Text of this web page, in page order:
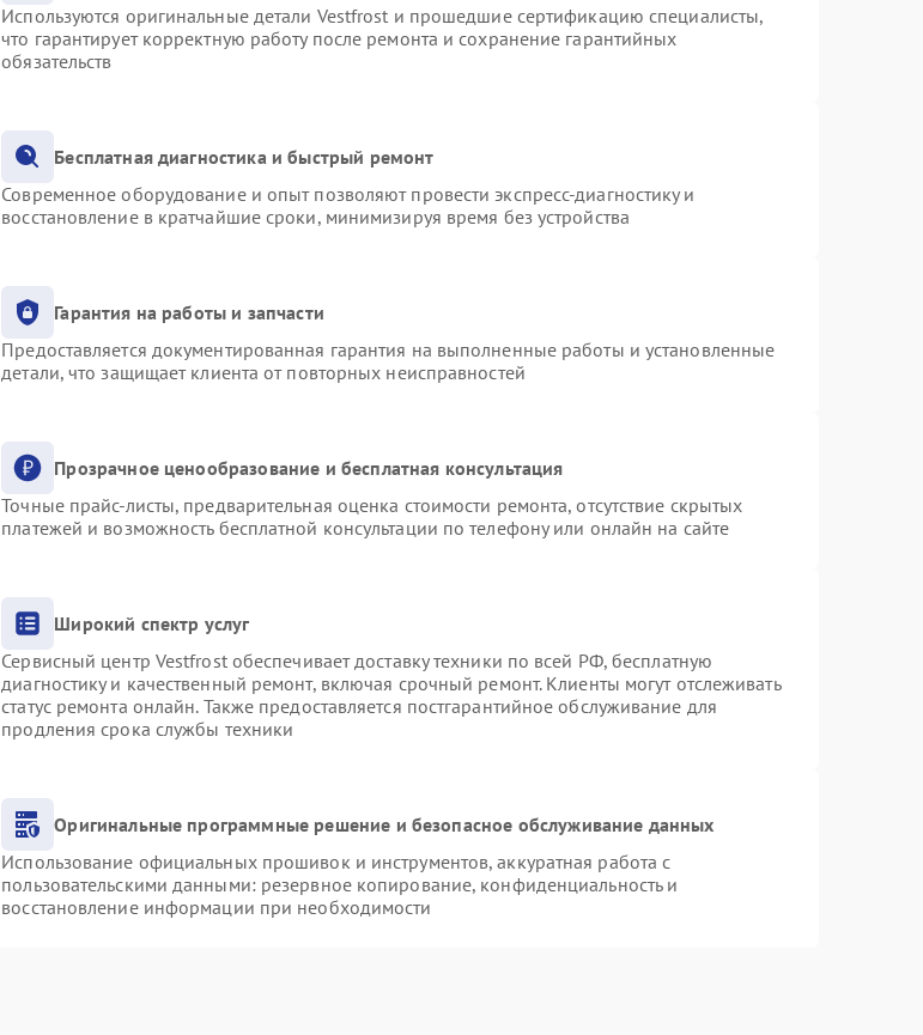
Используются оригинальные детали Vestfrost и прошедшие сертификацию специалисты,
что гарантирует корректную работу после ремонта и сохранение гарантийных
обязательств
Бесплатная диагностика и быстрый ремонт
Современное оборудование и опыт позволяют провести экспресс-диагностику и
восстановление в кратчайшие сроки, минимизируя время без устройства
Гарантия на работы и запчасти
Предоставляется документированная гарантия на выполненные работы и установленные
детали, что защищает клиента от повторных неисправностей
Прозрачное ценообразование и бесплатная консультация
Точные прайс-листы, предварительная оценка стоимости ремонта, отсутствие скрытых
платежей и возможность бесплатной консультации по телефону или онлайн на сайте
Широкий спектр услуг
Сервисный центр Vestfrost обеспечивает доставку техники по всей РФ, бесплатную
диагностику и качественный ремонт, включая срочный ремонт. Клиенты могут отслеживать
статус ремонта онлайн. Также предоставляется постгарантийное обслуживание для
продления срока службы техники
Оригинальные программные решение и безопасное обслуживание данных
Использование официальных прошивок и инструментов, аккуратная работа с
пользовательскими данными: резервное копирование, конфиденциальность и
восстановление информации при необходимости